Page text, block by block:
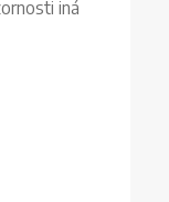
iná